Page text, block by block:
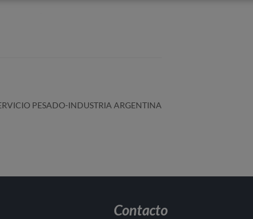
PESADO-INDUSTRIA ARGENTINA
Contacto